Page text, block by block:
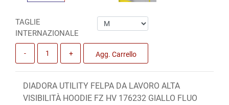
TAGLIE
INTERNAZIONALE
Agg. Carrello
DIADORA UTILITY FELPA DA LAVORO ALTA
VISIBILITÀ HOODIE FZ HV 176232 GIALLO FLUO